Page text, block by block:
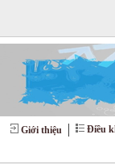
Giới thiệu Điều